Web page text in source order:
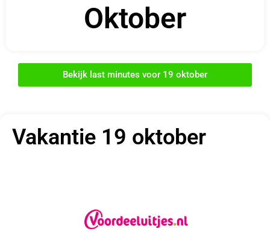
Oktober
Bekijk last minutes voor 19 oktober
Vakantie 19 oktober